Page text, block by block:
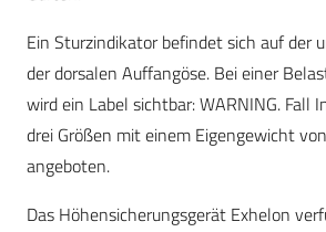
Ein Sturzindikator befindet sich auf der
der dorsalen Auffangöse. Bei einer
wird ein Label sichtbar: WARNING. Fall
drei Größen mit einem Eigengewicht
angeboten.
Das Höhensicherungsgerät Exhelon